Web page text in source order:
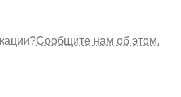
Сообщите нам об этом.